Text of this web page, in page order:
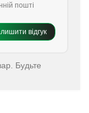
пошті
відгук
Будьте